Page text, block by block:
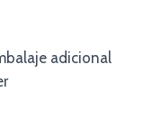
adicional